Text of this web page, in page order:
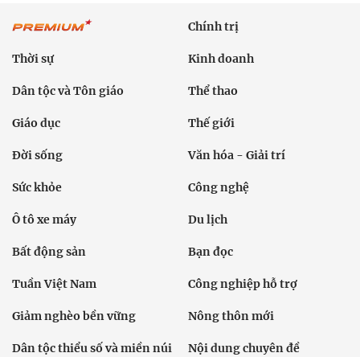
Chính trị
Thời sự Kinh doanh
Dân tộc và Tôn giáo Thể thao
Giáo dục Thế giới
Đời sống Văn hóa - Giải trí
Sức khỏe Công nghệ
Ô tô xe máy Du lịch
Bất động sản Bạn đọc
Tuần Việt Nam Công nghiệp hỗ trợ
Giảm nghèo bền vững Nông thôn mới
Dân tộc thiểu số và miền núi Nội dung chuyên đề